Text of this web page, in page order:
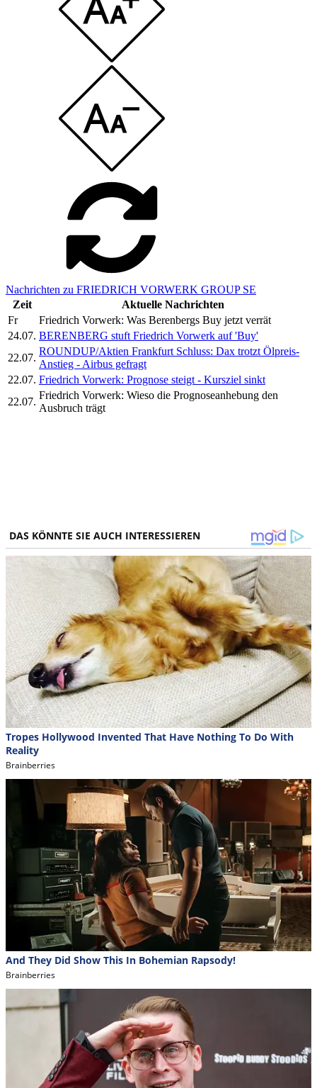
Nachrichten zu FRIEDRICH VORWERK GROUP SE
Zeit
Aktuelle Nachrichten
Fr
Friedrich Vorwerk: Was Berenbergs Buy jetzt verrät
24.07. BERENBERG stuft Friedrich Vorwerk auf 'Buy'
22.07.
ROUNDUP/Aktien Frankfurt Schluss: Dax trotzt Ölpreis-
Anstieg - Airbus gefragt
22.07. Friedrich Vorwerk: Prognose steigt - Kursziel sinkt
22.07.
Friedrich Vorwerk: Wieso die Prognoseanhebung den
Ausbruch trägt